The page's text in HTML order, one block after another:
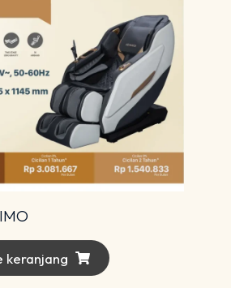
keranjang